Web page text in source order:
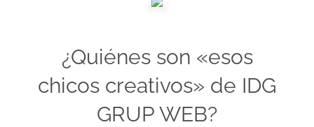
¿Quiénes son «esos
chicos creativos» de IDG
GRUP WEB?